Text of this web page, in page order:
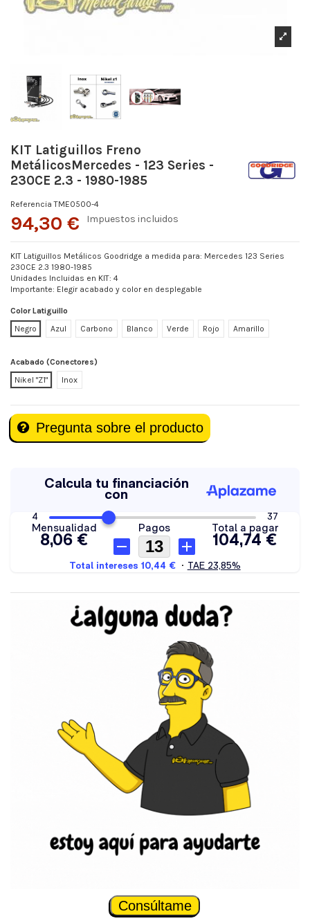
KIT Latiguillos Freno
MetálicosMercedes - 123 Series -
230CE 2.3 - 1980-1985
Referencia TME0500-4
94,30 € Impuestos incluidos
KIT Latiguillos Metálicos Goodridge a medida para: Mercedes 123 Series
230CE 2.3 1980-1985
Unidades Incluidas en KIT: 4
Importante: Elegir acabado y color en desplegable
Color Latiguillo
Negro
Azul Carbono Blanco Verde Rojo Amarillo
Acabado (Conectores)
Nikel "Z1"
Inox
Pregunta sobre el producto
Consúltame